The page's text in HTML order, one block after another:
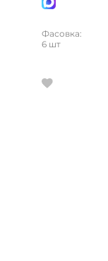
Фасовка:
6 шт